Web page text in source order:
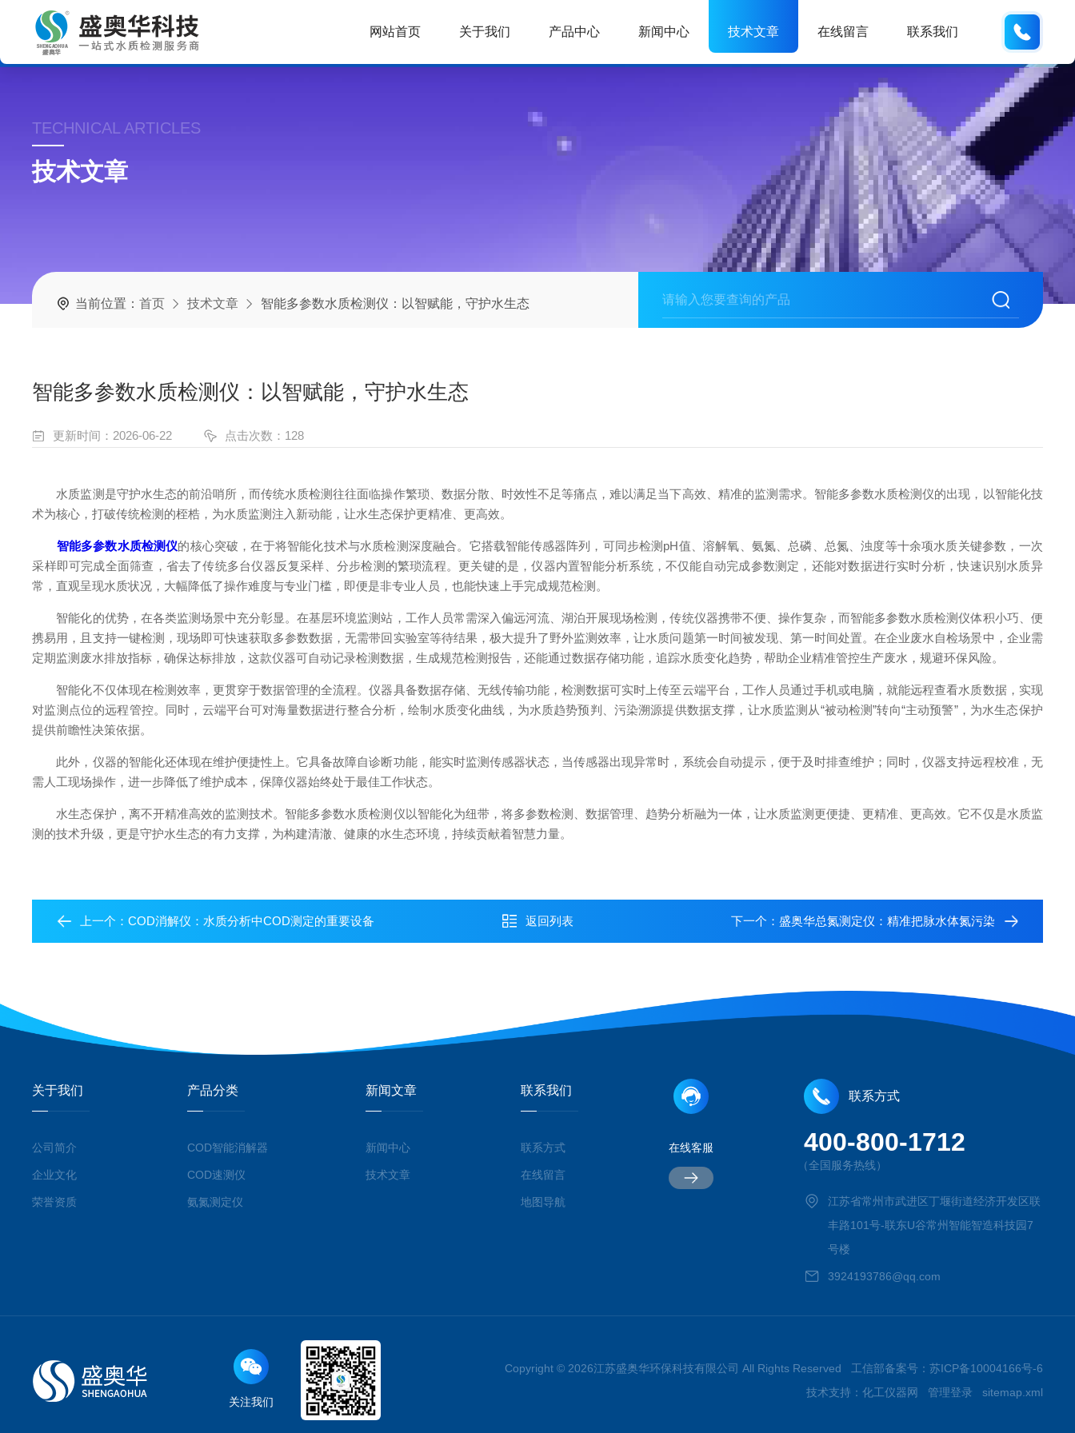
网站首页 关于我们 产品中心 新闻中心 技术文章 在线留言 联系我们
TECHNICAL ARTICLES
技术文章
当前位置：首页 技术文章 智能多参数水质检测仪：以智赋能，守护水生态
智能多参数水质检测仪：以智赋能，守护水生态
更新时间：2026-06-22 点击次数：128
水质监测是守护水生态的前沿哨所，而传统水质检测往往面临操作繁琐、数据分散、时效性不足等痛点，难以满足当下高效、精准的监测需求。智能多参数水质检测仪的出现，以智能化技
术为核心，打破传统检测的桎梏，为水质监测注入新动能，让水生态保护更精准、更高效。
智能多参数水质检测仪的核心突破，在于将智能化技术与水质检测深度融合。它搭载智能传感器阵列，可同步检测pH值、溶解氧、氨氮、总磷、总氮、浊度等十余项水质关键参数，一次
采样即可完成全面筛查，省去了传统多台仪器反复采样、分步检测的繁琐流程。更关键的是，仪器内置智能分析系统，不仅能自动完成参数测定，还能对数据进行实时分析，快速识别水质异
常，直观呈现水质状况，大幅降低了操作难度与专业门槛，即便是非专业人员，也能快速上手完成规范检测。
智能化的优势，在各类监测场景中充分彰显。在基层环境监测站，工作人员常需深入偏远河流、湖泊开展现场检测，传统仪器携带不便、操作复杂，而智能多参数水质检测仪体积小巧、便
携易用，且支持一键检测，现场即可快速获取多参数数据，无需带回实验室等待结果，极大提升了野外监测效率，让水质问题第一时间被发现、第一时间处置。在企业废水自检场景中，企业需
定期监测废水排放指标，确保达标排放，这款仪器可自动记录检测数据，生成规范检测报告，还能通过数据存储功能，追踪水质变化趋势，帮助企业精准管控生产废水，规避环保风险。
智能化不仅体现在检测效率，更贯穿于数据管理的全流程。仪器具备数据存储、无线传输功能，检测数据可实时上传至云端平台，工作人员通过手机或电脑，就能远程查看水质数据，实现
对监测点位的远程管控。同时，云端平台可对海量数据进行整合分析，绘制水质变化曲线，为水质趋势预判、污染溯源提供数据支撑，让水质监测从“被动检测”转向“主动预警”，为水生态保护
提供前瞻性决策依据。
此外，仪器的智能化还体现在维护便捷性上。它具备故障自诊断功能，能实时监测传感器状态，当传感器出现异常时，系统会自动提示，便于及时排查维护；同时，仪器支持远程校准，无
需人工现场操作，进一步降低了维护成本，保障仪器始终处于最佳工作状态。
水生态保护，离不开精准高效的监测技术。智能多参数水质检测仪以智能化为纽带，将多参数检测、数据管理、趋势分析融为一体，让水质监测更便捷、更精准、更高效。它不仅是水质监
测的技术升级，更是守护水生态的有力支撑，为构建清澈、健康的水生态环境，持续贡献着智慧力量。
上一个：COD消解仪：水质分析中COD测定的重要设备 返回列表 下一个： 盛奥华总氮测定仪：精准把脉水体氮污染
关于我们
公司简介
企业文化
荣誉资质
产品分类
COD智能消解器
COD速测仪
氨氮测定仪
新闻文章
新闻中心
技术文章
联系我们
联系方式
在线留言
地图导航
在线客服
联系方式
400-800-1712
（全国服务热线）
江苏省常州市武进区丁堰街道经济开发区联
丰路101号-联东U谷常州智能智造科技园7
号楼
3924193786@qq.com
关注我们
Copyright © 2026江苏盛奥华环保科技有限公司 All Rights Reserved 工信部备案号： 苏ICP备10004166号-6
技术支持： 化工仪器网 管理登录 sitemap.xml